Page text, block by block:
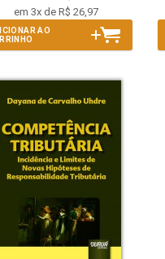
em 3x de R$ 26,97
AO